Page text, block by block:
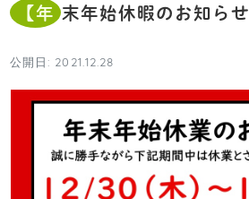
【年末年始休暇のお知らせ
公開日: 2021.12.28